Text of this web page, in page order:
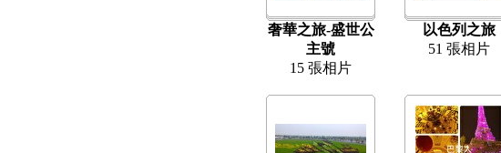
奢華之旅-盛世公
主號
15 張相片
以色列之旅
51 張相片